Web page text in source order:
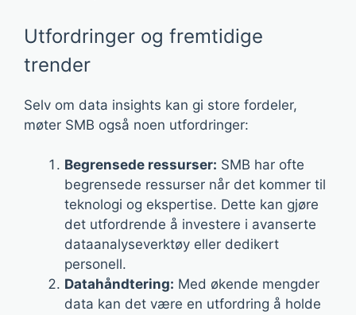
Utfordringer og fremtidige
trender
Selv om data insights kan gi store fordeler,
møter SMB også noen utfordringer:
Begrensede ressurser: SMB har ofte
begrensede ressurser når det kommer til
teknologi og ekspertise. Dette kan gjøre
det utfordrende å investere i avanserte
dataanalyseverktøy eller dedikert
personell.
Datahåndtering: Med økende mengder
data kan det være en utfordring å holde